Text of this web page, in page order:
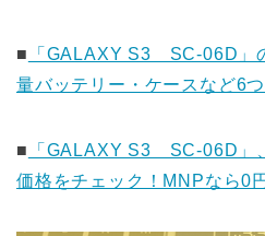
■
「GALAXY S3 SC-06D」
量バッテリー・ケースなど6
■
「GALAXY S3 SC-06D」
価格をチェック！MNPなら0